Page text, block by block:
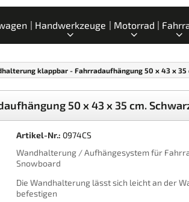
Handwerkzeuge Motorrad
klappbar - Fahrradaufhängung 50 x 43 x 35
50 x 43 x 35 cm.
Artikel-Nr.: 0974CS
Wandhalterung / Aufhängesystem für
Snowboard
Die Wandhalterung lässt sich leicht an der
befestigen